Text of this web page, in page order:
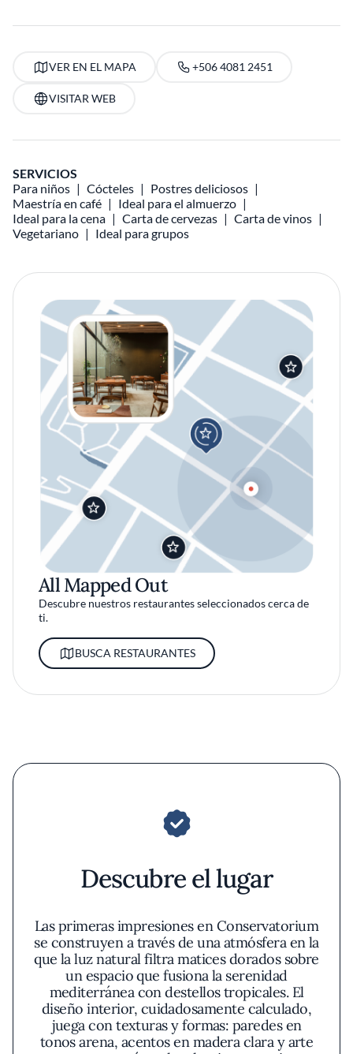
VER EN EL MAPA +506 4081 2451
VISITAR WEB
SERVICIOS
Para niños
Cócteles
Postres deliciosos
Maestría en café
Ideal para el almuerzo
Ideal para la cena
Carta de cervezas
Carta de vinos
Vegetariano
Ideal para grupos
All Mapped Out
Descubre nuestros restaurantes seleccionados cerca de
ti.
BUSCA RESTAURANTES
Descubre el lugar
Las primeras impresiones en Conservatorium
se construyen a través de una atmósfera en la
que la luz natural filtra matices dorados sobre
un espacio que fusiona la serenidad
mediterránea con destellos tropicales. El
diseño interior, cuidadosamente calculado,
juega con texturas y formas: paredes en
tonos arena, acentos en madera clara y arte